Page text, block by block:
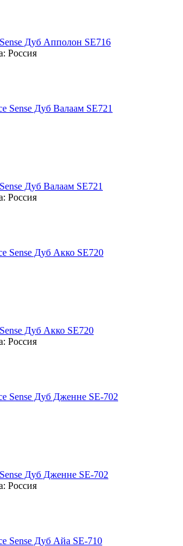
Дуб Апполон SE716
Россия
Дуб Валаам SE721
Россия
Дуб Акко SE720
Россия
Дуб Дженне SE-702
Россия